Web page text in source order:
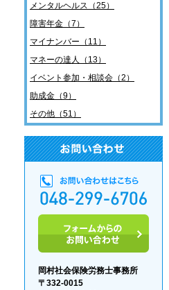
メンタルヘルス（25）
障害年金（7）
マイナンバー（11）
マネーの達人（13）
イベント参加・相談会（2）
助成金（9）
その他（51）
岡村社会保険労務士事務所
〒332-0015